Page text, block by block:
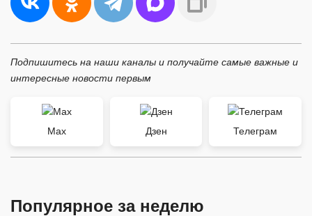
Подпишитесь на наши каналы и получайте самые важные и
интересные новости первым
Max Дзен Телеграм
Популярное за неделю